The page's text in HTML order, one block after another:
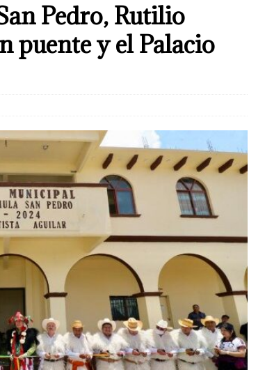
Pedro, Rutilio
puente y el Palacio